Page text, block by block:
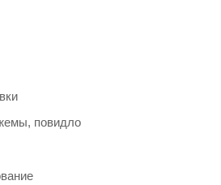
повидло